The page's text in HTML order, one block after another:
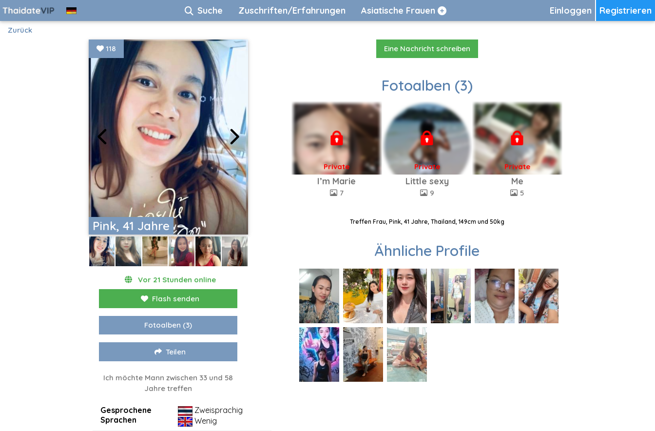
Registrieren
Einloggen
Suche Zuschriften/Erfahrungen Asiatische Frauen
Zurück
Pink, 41 Jahre
118
Vor 21 Stunden online
Flash senden
Fotoalben (3)
Teilen
Ich möchte Mann zwischen 33 und 58
Jahre treffen
Gesprochene
Sprachen
Zweisprachig
Wenig
Eine Nachricht schreiben
Fotoalben (3)
Private
I’m Marie
7
Private
Little sexy
9
Private
Me
5
Treffen Frau, Pink, 41 Jahre, Thailand, 149cm und 50kg
Ähnliche Profile